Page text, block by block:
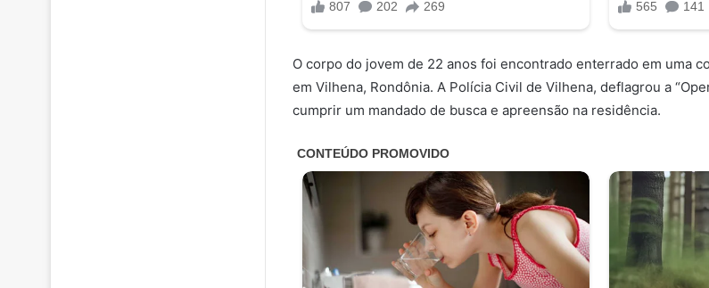
O corpo do jovem de 22 anos foi encontrado enterrado em uma
em Vilhena, Rondônia. A Polícia Civil de Vilhena, deflagrou a
cumprir um mandado de busca e apreensão na residência.